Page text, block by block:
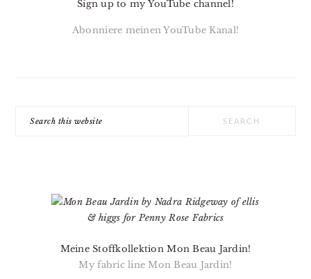
Sign up to my YouTube channel!
Abonniere meinen YouTube Kanal!
Meine Stoffkollektion Mon Beau Jardin!
My fabric line Mon Beau Jardin!